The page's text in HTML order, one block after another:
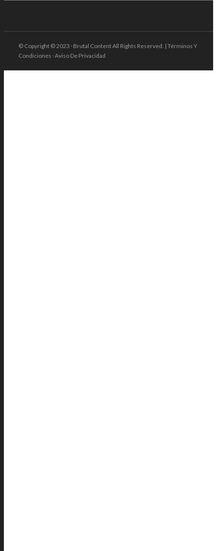
© Copyright © 2023 · Brutal Content All Rights Reserved. | Términos Y
Condiciones · Aviso De Privacidad